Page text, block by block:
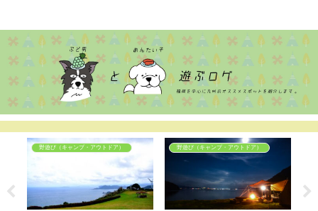
野遊び（キャンプ・アウトドア） 野遊び（キャンプ・アウトドア）